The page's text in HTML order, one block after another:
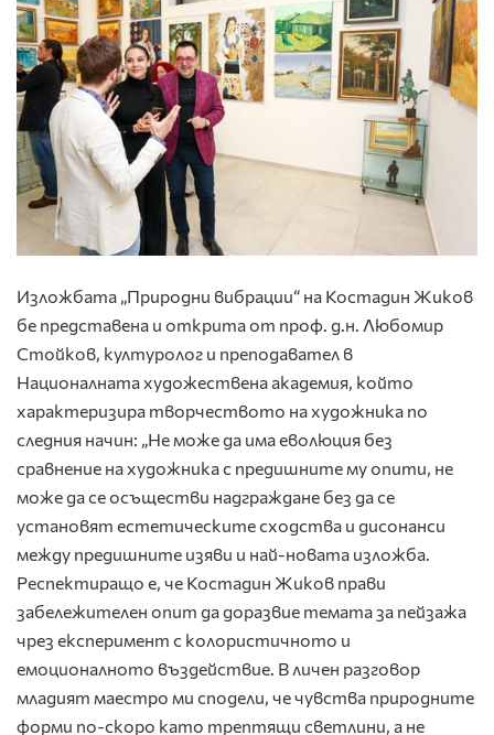
Изложбата „Природни вибрации“ на Костадин Жиков
бе представена и открита от проф. д.н. Любомир
Стойков, културолог и преподавател в
Националната художествена академия, който
характеризира творчеството на художника по
следния начин: „Не може да има еволюция без
сравнение на художника с предишните му опити, не
може да се осъществи надграждане без да се
установят естетическите сходства и дисонанси
между предишните изяви и най-новата изложба.
Респектиращо е, че Костадин Жиков прави
забележителен опит да доразвие темата за пейзажа
чрез експеримент с колористичното и
емоционалното въздействие. В личен разговор
младият маестро ми сподели, че чувства природните
форми по-скоро като трептящи светлини, а не